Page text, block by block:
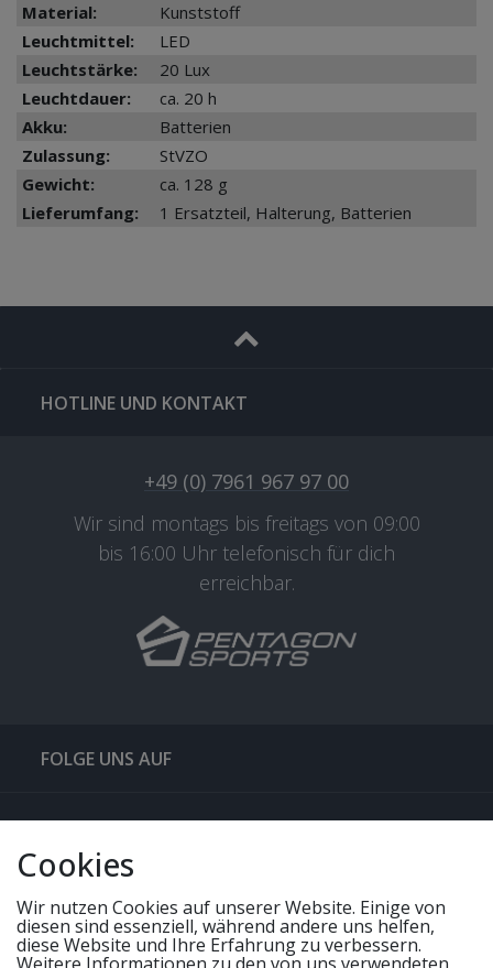
Material:
Kunststoff
Leuchtmittel:
LED
Leuchtstärke:
20 Lux
Leuchtdauer:
ca. 20 h
Akku:
Batterien
Zulassung:
StVZO
Gewicht:
ca. 128 g
Lieferumfang:
1 Ersatzteil, Halterung, Batterien
HOTLINE UND KONTAKT
+49 (0) 7961 967 97 00
Wir sind montags bis freitags von 09:00
bis 16:00 Uhr telefonisch für dich
erreichbar.
FOLGE UNS AUF
QUICKLINKS & TIPPS
Cookies
Wir nutzen Cookies auf unserer Website. Einige von
diesen sind essenziell, während andere uns helfen,
diese Website und Ihre Erfahrung zu verbessern.